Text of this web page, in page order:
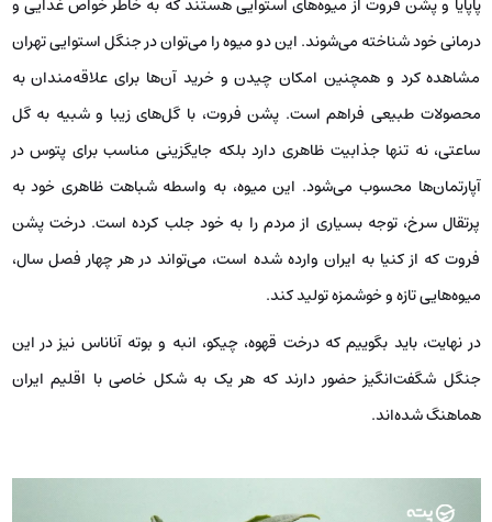
پاپایا و پشن فروت از میوه‌های استوایی هستند که به خاطر خواص غذایی و
درمانی خود شناخته می‌شوند. این دو میوه را می‌توان در جنگل استوایی تهران
مشاهده کرد و همچنین امکان چیدن و خرید آن‌ها برای علاقه‌مندان به
محصولات طبیعی فراهم است. پشن فروت، با گل‌های زیبا و شبیه به گل
ساعتی، نه تنها جذابیت ظاهری دارد بلکه جایگزینی مناسب برای پتوس در
آپارتمان‌ها محسوب می‌شود. این میوه، به واسطه شباهت ظاهری خود به
پرتقال سرخ، توجه بسیاری از مردم را به خود جلب کرده است. درخت پشن
فروت که از کنیا به ایران وارده شده است، می‌تواند در هر چهار فصل سال،
میوه‌هایی تازه و خوشمزه تولید کند.
در نهایت، باید بگوییم که درخت قهوه، چیکو، انبه و بوته آناناس نیز در این
جنگل شگفت‌انگیز حضور دارند که هر یک به شکل خاصی با اقلیم ایران
هماهنگ شده‌اند.